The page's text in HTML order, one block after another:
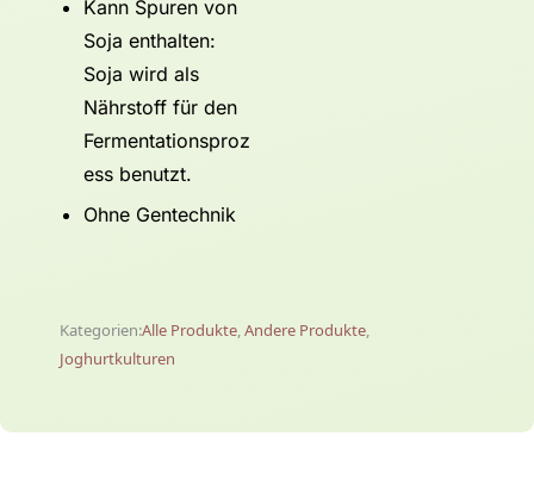
Kann Spuren von
Soja enthalten:
Soja wird als
Nährstoff für den
Fermentationsproz
ess benutzt.
Ohne Gentechnik
Kategorien:Alle Produkte,Andere Produkte,
Joghurtkulturen